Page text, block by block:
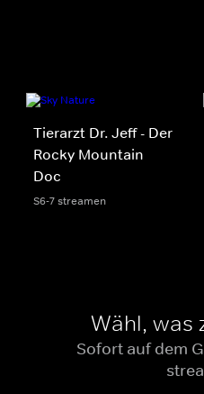
Tierarzt Dr. Jeff - Der
Rocky Mountain
Doc
S6-7 streamen
Wähl, was
Sofort auf dem